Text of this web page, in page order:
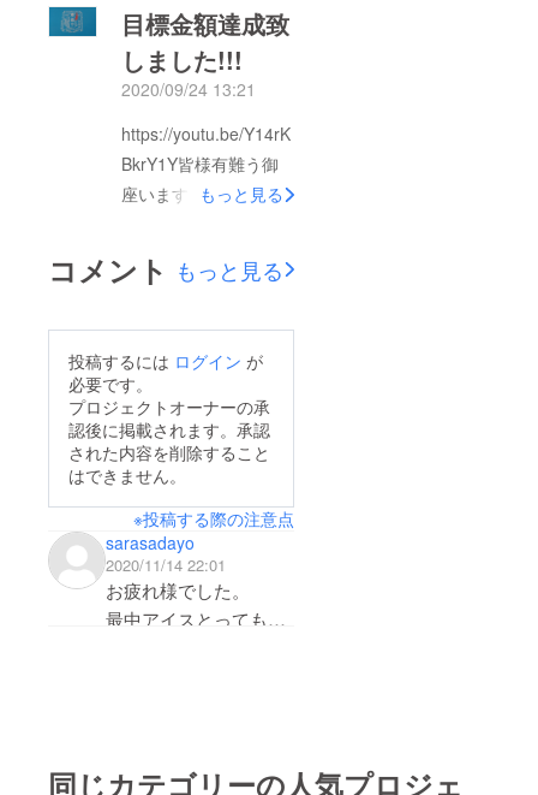
で、お約束通り来夏
『ブルーベリー味』を
追加させて頂きます！
ネクストステージ、80
まで行きましたら、信
州飯山産パッションフ
す！引き続きご支援の
上げますm(__)m。日
本でココだけ信州鯉焼
き藤田九衛門商店店
主 藤田 治 拝
目標金額達成致
しました!!!
2020/09/24 13:21
https://youtu.be/Y14rK
BkrY1Y皆様有難う御
座います!!!昨日 目標
た！これもひとえにご
支援下さいました皆様
スのみの先行販売です
が、来夏には信州りん
ご味をリリースする事
をお約束致します！こ
標設定して達成した暁
には、ブルーベリー味
を追加。80万円に到達
すれば、信州飯山産
もっと見る
コメント もっと見る
投稿するには ログイン が
必要です。
プロジェクトオーナーの承
認後に掲載されます。承認
された内容を削除すること
はできません。
※投稿する際の注意点
sarasadayo
2020/11/14 22:01
お疲れ様でした。
最中アイスとっても美
同じカテゴリーの人気プロジェ